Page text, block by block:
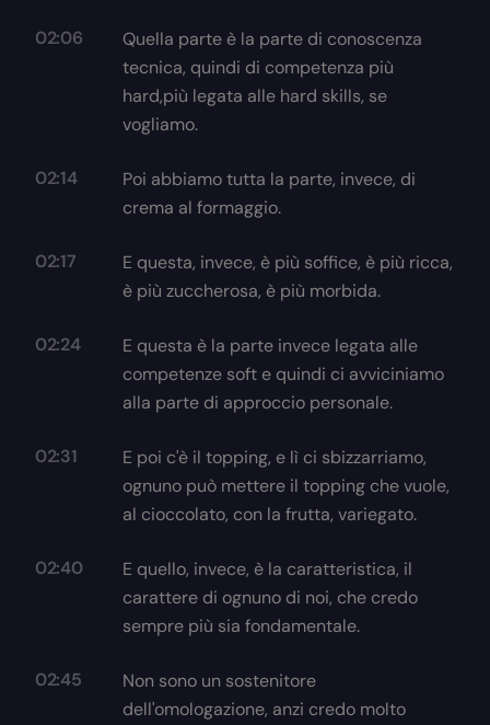
02:06
Quella parte è la parte di conoscenza
tecnica, quindi di competenza più
hard,più legata alle hard skills, se
vogliamo.
02:14
Poi abbiamo tutta la parte, invece, di
crema al formaggio.
02:17
E questa, invece, è più soffice, è più ricca,
è più zuccherosa, è più morbida.
02:24
E questa è la parte invece legata alle
competenze soft e quindi ci avviciniamo
alla parte di approccio personale.
02:31
E poi c'è il topping, e lì ci sbizzarriamo,
ognuno può mettere il topping che vuole,
al cioccolato, con la frutta, variegato.
02:40
E quello, invece, è la caratteristica, il
carattere di ognuno di noi, che credo
sempre più sia fondamentale.
02:45
Non sono un sostenitore
dell'omologazione, anzi credo molto